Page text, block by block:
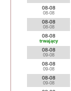
08-08
08-08
08-08
08-08
08-08
trwający
08-08
09-08
08-08
09-08
08-08
09-08